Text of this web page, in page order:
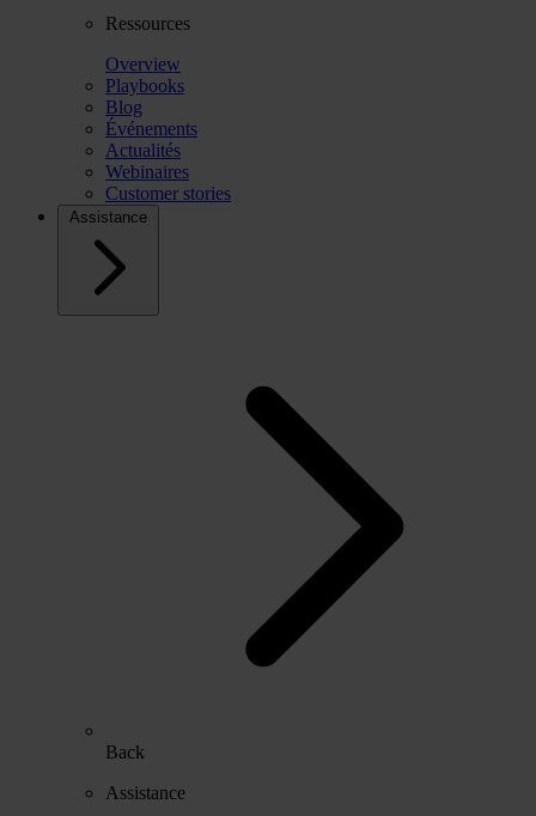
Ressources
Overview
Playbooks
Blog
Événements
Actualités
Webinaires
Customer stories
Assistance
Back
Assistance